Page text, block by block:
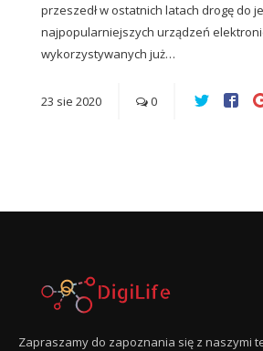
przeszedł w ostatnich latach drogę do
najpopularniejszych urządzeń
wykorzystywanych już…
23 sie 2020 0
Zapraszamy do zapoznania się z naszymi